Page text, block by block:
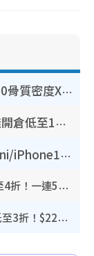
港大推賽馬會強化骨骼計劃！$100骨質密度X光檢查 完成免費運動訓練送超市禮券！附參加資格
開倉優惠 | 尖沙咀海港城名牌波鞋開倉低至1折！On鞋$899起／Joy&Peace鞋履$98起
豐澤優惠勁減低至44折！Mac mini/iPhone17Pro大減價！廚房家電$220起
開倉優惠｜尖沙咀名牌行李箱開倉低至4折！一連5日 American Tourister/ace./Hallmark $200起！
廚具開倉｜特福Tefal廚具/家電開倉低至3折！$220起買平底鍋/炒鑊/湯煲！電飯煲/吸塵機/燙斗$418起